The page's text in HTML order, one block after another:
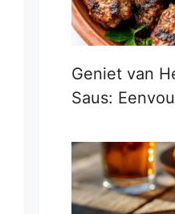
Geniet van
Saus: